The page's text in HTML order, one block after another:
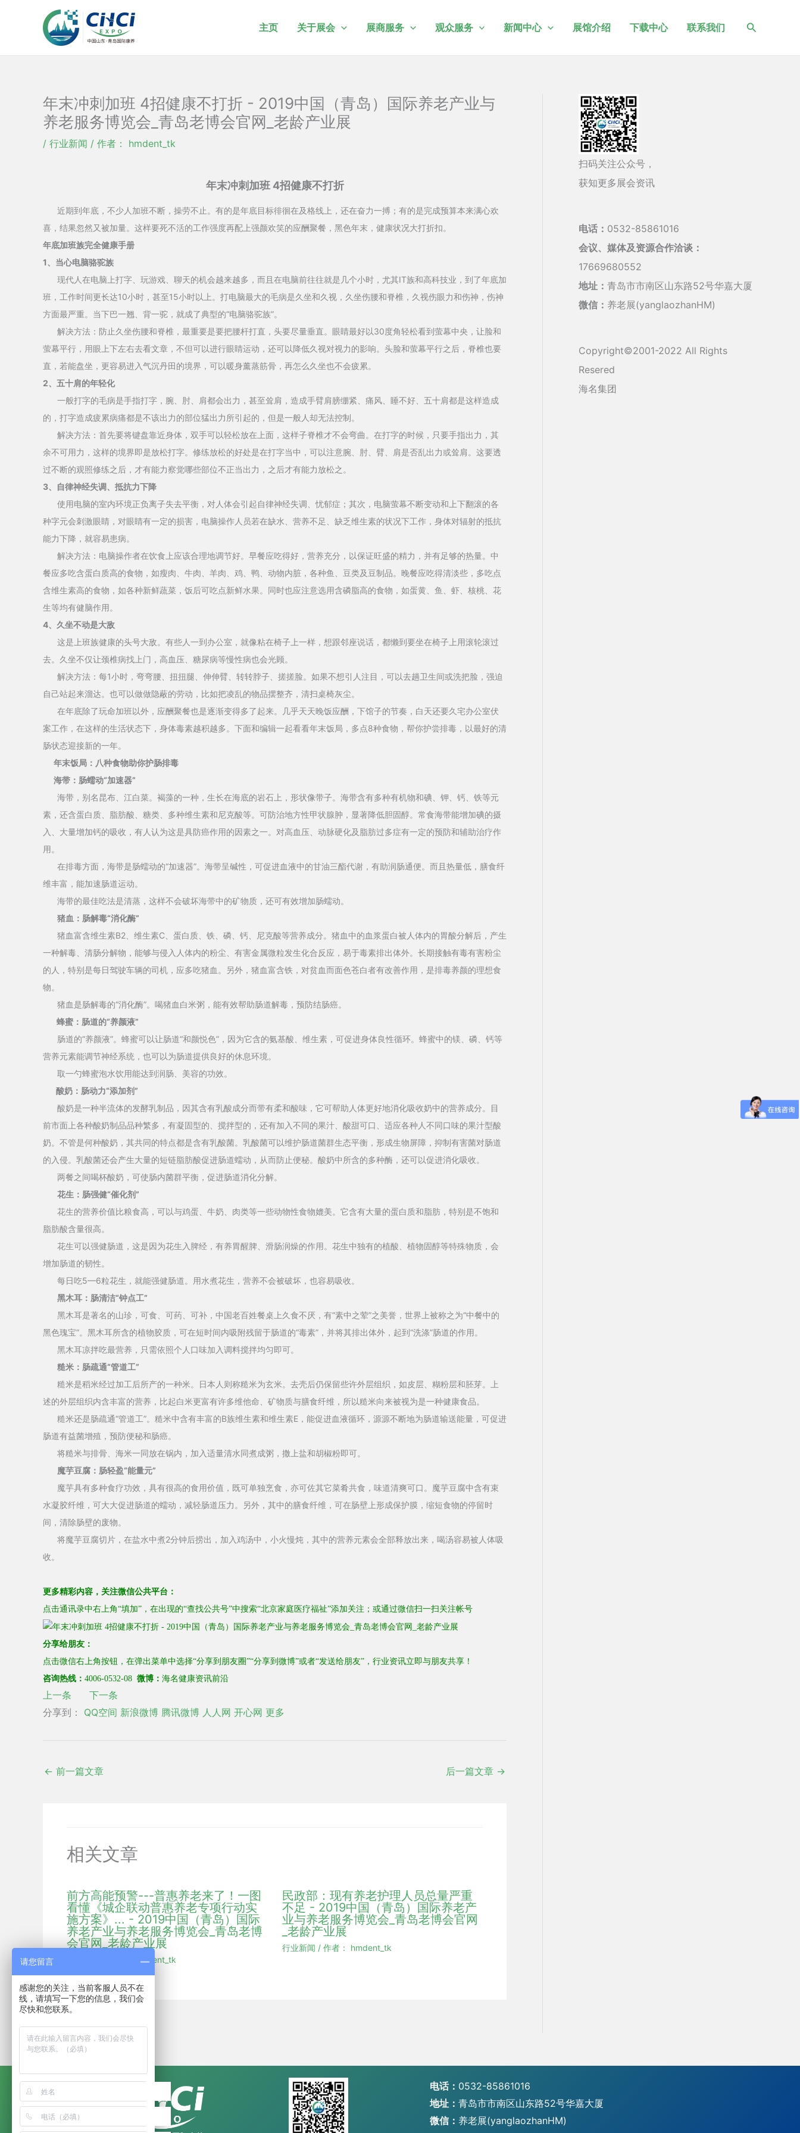
主页 关于展会 展商服务 观众服务 新闻中心 展馆介绍 下载中心 联系我们
搜
年末冲刺加班 4招健康不打折 - 2019中国（青岛）国际养老产业与
养老服务博览会_青岛老博会官网_老龄产业展
/ 行业新闻 / 作者： hmdent_tk
年末冲刺加班 4招健康不打折
近期到年底，不少人加班不断，操劳不止。有的是年底目标徘徊在及格线上，还在奋力一搏；有的是完成预算本来满心欢
喜，结果忽然又被加量。这样要死不活的工作强度再配上强颜欢笑的应酬聚餐，黑色年末，健康状况大打折扣。
年底加班族完全健康手册
1、当心电脑骆驼族
现代人在电脑上打字、玩游戏、聊天的机会越来越多，而且在电脑前往往就是几个小时，尤其IT族和高科技业，到了年底加
班，工作时间更长达10小时，甚至15小时以上。打电脑最大的毛病是久坐和久视，久坐伤腰和脊椎，久视伤眼力和伤神，伤神
方面最严重。当下巴一翘、背一驼，就成了典型的“电脑骆驼族”。
解决方法：防止久坐伤腰和脊椎，最重要是要把腰杆打直，头要尽量垂直。眼睛最好以30度角轻松看到萤幕中央，让脸和
萤幕平行，用眼上下左右去看文章，不但可以进行眼睛运动，还可以降低久视对视力的影响。头脸和萤幕平行之后，脊椎也要
直，若能盘坐，更容易进入气沉丹田的境界，可以暖身薰蒸筋骨，再怎么久坐也不会疲累。
2、五十肩的年轻化
一般打字的毛病是手指打字，腕、肘、肩都会出力，甚至耸肩，造成手臂肩膀绷紧、痛风、睡不好、五十肩都是这样造成
的，打字造成疲累病痛都是不该出力的部位猛出力所引起的，但是一般人却无法控制。
解决方法：首先要将键盘靠近身体，双手可以轻松放在上面，这样子脊椎才不会弯曲。在打字的时候，只要手指出力，其
余不可用力，这样的境界即是放松打字。修练放松的好处是在打字当中，可以注意腕、肘、臂、肩是否乱出力或耸肩。这要透
过不断的观照修练之后，才有能力察觉哪些部位不正当出力，之后才有能力放松之。
3、自律神经失调、抵抗力下降
使用电脑的室内环境正负离子失去平衡，对人体会引起自律神经失调、忧郁症；其次，电脑萤幕不断变动和上下翻滚的各
种字元会刺激眼睛，对眼睛有一定的损害，电脑操作人员若在缺水、营养不足、缺乏维生素的状况下工作，身体对辐射的抵抗
能力下降，就容易患病。
解决方法：电脑操作者在饮食上应该合理地调节好。早餐应吃得好，营养充分，以保证旺盛的精力，并有足够的热量。中
餐应多吃含蛋白质高的食物，如瘦肉、牛肉、羊肉、鸡、鸭、动物内脏，各种鱼、豆类及豆制品。晚餐应吃得清淡些，多吃点
含维生素高的食物，如各种新鲜蔬菜，饭后可吃点新鲜水果。同时也应注意选用含磷脂高的食物，如蛋黄、鱼、虾、核桃、花
生等均有健脑作用。
4、久坐不动是大敌
这是上班族健康的头号大敌。有些人一到办公室，就像粘在椅子上一样，想跟邻座说话，都懒到要坐在椅子上用滚轮滚过
去。久坐不仅让颈椎病找上门，高血压、糖尿病等慢性病也会光顾。
解决方法：每1小时，弯弯腰、扭扭腿、伸伸臂、转转脖子、搓搓脸。如果不想引人注目，可以去趟卫生间或洗把脸，强迫
自己站起来溜达。也可以做做隐蔽的劳动，比如把凌乱的物品摆整齐，清扫桌椅灰尘。
在年底除了玩命加班以外，应酬聚餐也是逐渐变得多了起来。几乎天天晚饭应酬，下馆子的节奏，白天还要久宅办公室伏
案工作，在这样的生活状态下，身体毒素越积越多。下面和编辑一起看看年末饭局，多点8种食物，帮你护尝排毒，以最好的清
肠状态迎接新的一年。
年末饭局：八种食物助你护肠排毒
海带：肠蠕动“加速器”
海带，别名昆布、江白菜。褐藻的一种，生长在海底的岩石上，形状像带子。海带含有多种有机物和碘、钾、钙、铁等元
素，还含蛋白质、脂肪酸、糖类、多种维生素和尼克酸等。可防治地方性甲状腺肿，显著降低胆固醇。常食海带能增加碘的摄
入、大量增加钙的吸收，有人认为这是具防癌作用的因素之一。对高血压、动脉硬化及脂肪过多症有一定的预防和辅助治疗作
用。
在排毒方面，海带是肠蠕动的“加速器”。海带呈碱性，可促进血液中的甘油三酯代谢，有助润肠通便。而且热量低，膳食纤
维丰富，能加速肠道运动。
海带的最佳吃法是清蒸，这样不会破坏海带中的矿物质，还可有效增加肠蠕动。
猪血：肠解毒“消化酶”
猪血富含维生素B2、维生素C、蛋白质、铁、磷、钙、尼克酸等营养成分。猪血中的血浆蛋白被人体内的胃酸分解后，产生
一种解毒、清肠分解物，能够与侵入人体内的粉尘、有害金属微粒发生化合反应，易于毒素排出体外。长期接触有毒有害粉尘
的人，特别是每日驾驶车辆的司机，应多吃猪血。另外，猪血富含铁，对贫血而面色苍白者有改善作用，是排毒养颜的理想食
物。
猪血是肠解毒的“消化酶”。喝猪血白米粥，能有效帮助肠道解毒，预防结肠癌。
蜂蜜：肠道的“养颜液”
肠道的“养颜液”。蜂蜜可以让肠道“和颜悦色”，因为它含的氨基酸、维生素，可促进身体良性循环。蜂蜜中的镁、磷、钙等
营养元素能调节神经系统，也可以为肠道提供良好的休息环境。
取一勺蜂蜜泡水饮用能达到润肠、美容的功效。
酸奶：肠动力“添加剂”
酸奶是一种半流体的发酵乳制品，因其含有乳酸成分而带有柔和酸味，它可帮助人体更好地消化吸收奶中的营养成分。目
前市面上各种酸奶制品品种繁多，有凝固型的、搅拌型的，还有加入不同的果汁、酸甜可口、适应各种人不同口味的果汁型酸
奶。不管是何种酸奶，其共同的特点都是含有乳酸菌。乳酸菌可以维护肠道菌群生态平衡，形成生物屏障，抑制有害菌对肠道
的入侵。乳酸菌还会产生大量的短链脂肪酸促进肠道蠕动，从而防止便秘。酸奶中所含的多种酶，还可以促进消化吸收。
两餐之间喝杯酸奶，可使肠内菌群平衡，促进肠道消化分解。
花生：肠强健“催化剂”
花生的营养价值比粮食高，可以与鸡蛋、牛奶、肉类等一些动物性食物媲美。它含有大量的蛋白质和脂肪，特别是不饱和
脂肪酸含量很高。
花生可以强健肠道，这是因为花生入脾经，有养胃醒脾、滑肠润燥的作用。花生中独有的植酸、植物固醇等特殊物质，会
增加肠道的韧性。
每日吃5—6粒花生，就能强健肠道。用水煮花生，营养不会被破坏，也容易吸收。
黑木耳：肠清洁“钟点工”
黑木耳是著名的山珍，可食、可药、可补，中国老百姓餐桌上久食不厌，有“素中之荤”之美誉，世界上被称之为“中餐中的
黑色瑰宝”。黑木耳所含的植物胶质，可在短时间内吸附残留于肠道的“毒素”，并将其排出体外，起到“洗涤”肠道的作用。
黑木耳凉拌吃最营养，只需依照个人口味加入调料搅拌均匀即可。
糙米：肠疏通“管道工”
糙米是稻米经过加工后所产的一种米。日本人则称糙米为玄米。去壳后仍保留些许外层组织，如皮层、糊粉层和胚芽。上
述的外层组织内含丰富的营养，比起白米更富有许多维他命、矿物质与膳食纤维，所以糙米向来被视为是一种健康食品。
糙米还是肠疏通“管道工”。糙米中含有丰富的B族维生素和维生素E，能促进血液循环，源源不断地为肠道输送能量，可促进
肠道有益菌增殖，预防便秘和肠癌。
将糙米与排骨、海米一同放在锅内，加入适量清水同煮成粥，撒上盐和胡椒粉即可。
魔芋豆腐：肠轻盈“能量元”
魔芋具有多种食疗功效，具有很高的食用价值，既可单独烹食，亦可佐其它菜肴共食，味道清爽可口。魔芋豆腐中含有束
水凝胶纤维，可大大促进肠道的蠕动，减轻肠道压力。另外，其中的膳食纤维，可在肠壁上形成保护膜，缩短食物的停留时
间，清除肠壁的废物。
将魔芋豆腐切片，在盐水中煮2分钟后捞出，加入鸡汤中，小火慢炖，其中的营养元素会全部释放出来，喝汤容易被人体吸
收。
更多精彩内容， 关注微信公共平台：
点击通讯录中右上角“填加”，在出现的“查找公共号”中搜索“北京家庭医疗福祉”添加关注 ； 或通过微信扫一扫关注帐号
分享给朋友：
点击微信右上角按钮，在弹出菜单中选择“分享到朋友圈”“分享到微博”或者“发送给朋友”，行业资讯立即与朋友共享！
咨询热线： 4006-0532-08 微博： 海名健康资讯前沿
上一条
下一条
分享到：
QQ空间 新浪微博 腾讯微博 人人网 开心网 更多
← 前一篇文章 后一篇文章 →
相关文章
前方高能预警---普惠养老来了！一图
看懂《城企联动普惠养老专项行动实
施方案》... - 2019中国（青岛）国际
养老产业与养老服务博览会_青岛老博
会官网_老龄产业展
hmdent_tk
民政部：现有养老护理人员总量严重
不足 - 2019中国（青岛）国际养老产
业与养老服务博览会_青岛老博会官网
_老龄产业展
行业新闻 / 作者： hmdent_tk
扫码关注公众号，
获知更多展会资讯
电话： 0532-85861016
会议、媒体及资源合作洽谈：
17669680552
地址： 青岛市市南区山东路52号华嘉大厦
微信： 养老展(yanglaozhanHM)
Copyright©2001-2022 All Rights
Resered
海名集团
电话： 0532-85861016
地址： 青岛市市南区山东路52号华嘉大厦
微信： 养老展(yanglaozhanHM)
请您留言
感谢您的关注，当前客服人员不在
线，请填写一下您的信息，我们会
尽快和您联系。